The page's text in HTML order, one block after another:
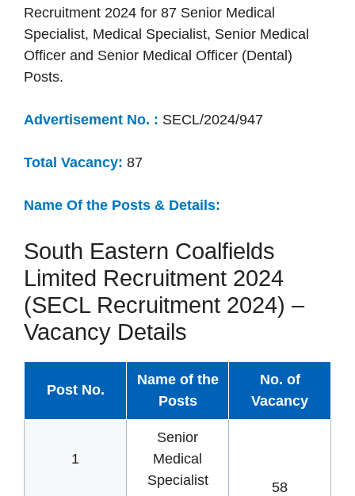
Recruitment 2024 for 87 Senior Medical
Specialist, Medical Specialist, Senior Medical
Officer and Senior Medical Officer (Dental)
Posts.
Advertisement No. : SECL/2024/947
Total Vacancy: 87
Name Of the Posts & Details:
South Eastern Coalfields
Limited Recruitment 2024
(SECL Recruitment 2024) –
Vacancy Details
Post No.
Name of the
Posts
No. of
Vacancy
1
Senior
Medical
Specialist
58